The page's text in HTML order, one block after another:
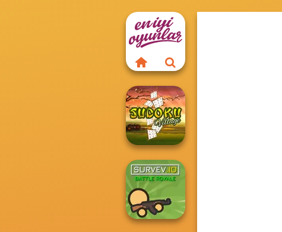
Sudoku Village